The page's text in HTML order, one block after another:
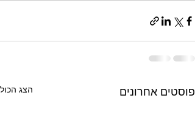
פוסטים אחרונים הצג הכול